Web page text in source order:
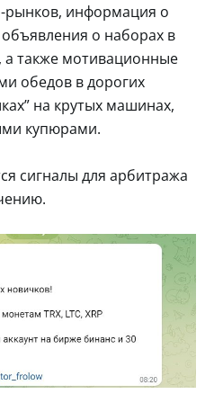
рынков, информация о
о наборах в
а также мотивационные
обедов в дорогих
на крутых машинах,
купюрами.
сигналы для арбитража